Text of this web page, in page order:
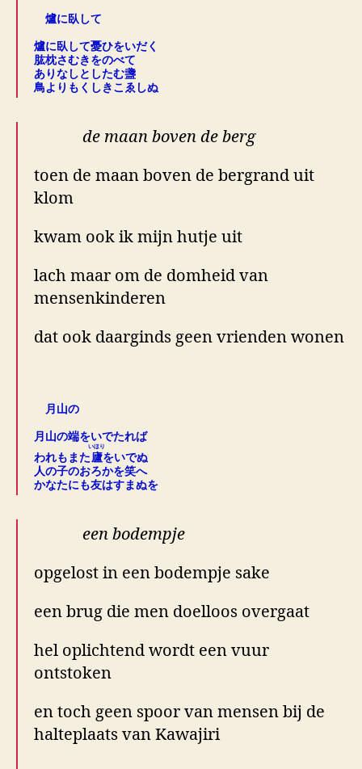
爐に臥して
爐に臥して憂ひをいだく
肱枕さむきをのべて
ありなしとしたむ盞
鳥よりもくしきこゑしぬ
de maan boven de berg
toen de maan boven de bergrand uit
klom
kwam ook ik mijn hutje uit
lach maar om de domheid van
mensenkinderen
dat ook daarginds geen vrienden wonen
月山の
月山の端をいでたれば
われもまた廬
いほり
をいでぬ
人の子のおろかを笑へ
かなたにも友はすまぬを
een bodempje
opgelost in een bodempje sake
een brug die men doelloos overgaat
hel oplichtend wordt een vuur
ontstoken
en toch geen spoor van mensen bij de
halteplaats van Kawajiri